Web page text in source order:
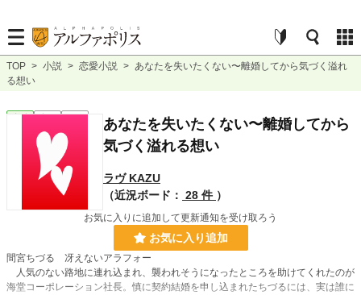
TOP > 小説 > 恋愛小説 > あなたを失いたくない〜離婚してから気づく溢れ
る想い
恋愛 完結 短編
あなたを失いたくない〜離婚してから
気づく溢れる想い
ラヴ KAZU
（近況ボード： 28 件 ）
お気に入りに追加して更新通知を受け取ろう
お気に入り追加
間宮ちづる 冴えないアラフォー
人気のない路地に連れ込まれ、襲われそうになったところを助けてくれたのが
海堂コーポレーション社長。慎に契約結婚を申し込まれたちづるには、実は誰に